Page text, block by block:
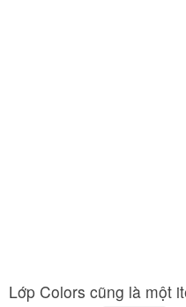
Lớp Colors cũng là một